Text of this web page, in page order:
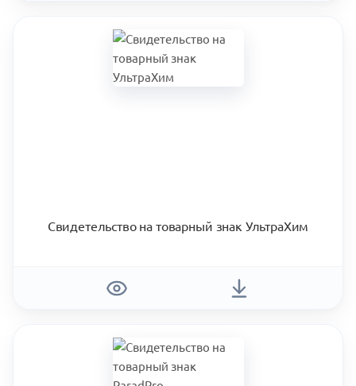
Свидетельство на товарный знак УльтраХим